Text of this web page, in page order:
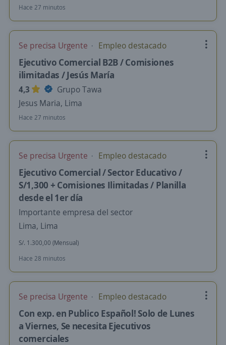
Hace 27 minutos
Se precisa Urgente Empleo destacado
Ejecutivo Comercial B2B / Comisiones
ilimitadas / Jesús María
4,3
Grupo Tawa
Jesus Maria, Lima
Hace 27 minutos
Se precisa Urgente Empleo destacado
Ejecutivo Comercial / Sector Educativo /
S/1,300 + Comisiones Ilimitadas / Planilla
desde el 1er día
Importante empresa del sector
Lima, Lima
S/. 1.300,00 (Mensual)
Hace 28 minutos
Se precisa Urgente Empleo destacado
Con exp. en Publico Español! Solo de Lunes
a Viernes, Se necesita Ejecutivos
comerciales